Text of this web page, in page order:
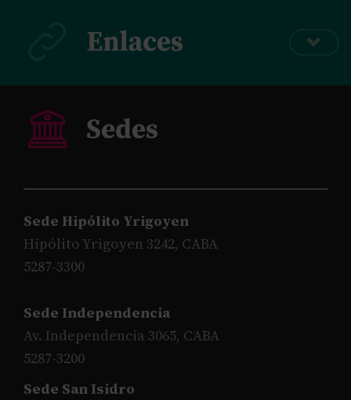
Sede Hipólito Yrigoyen
Hipólito Yrigoyen 3242, CABA
5287-3300
Sede Independencia
Av. Independencia 3065, CABA
5287-3200
Sede San Isidro